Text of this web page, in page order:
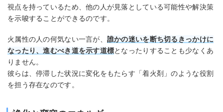
視点を持っているため、他の人が見落としている可能性や解決策
を示唆することができるのです。
火属性の人の何気ない一言が、 誰かの迷いを断ち切るきっかけに
なったり、進むべき道を示す道標となったりすることも少なくあ
りません。
彼らは、停滞した状況に変化をもたらす「着火剤」のような役割
を担う存在なのです。